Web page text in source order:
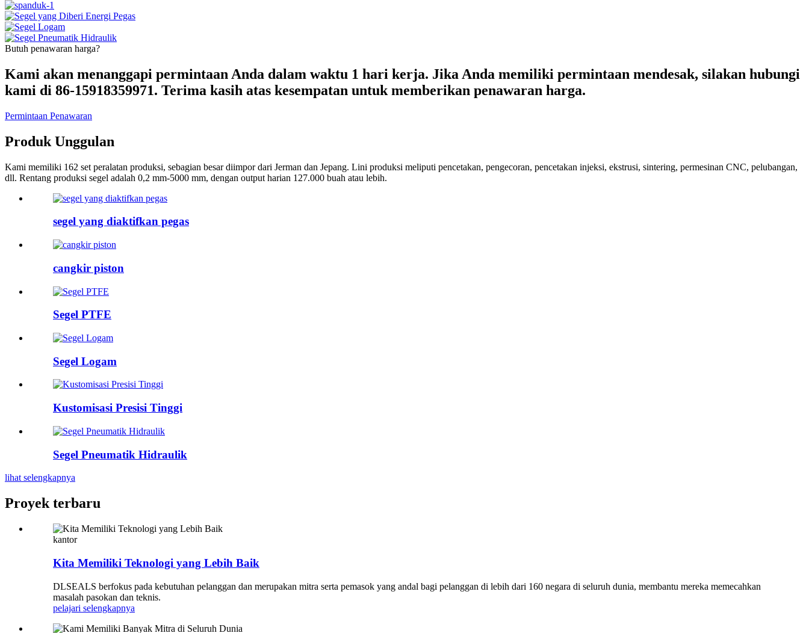
Butuh penawaran harga?
Kami akan menanggapi permintaan Anda dalam waktu 1 hari kerja. Jika Anda memiliki permintaan mendesak, silakan hubungi
kami di 86-15918359971. Terima kasih atas kesempatan untuk memberikan penawaran harga.
Permintaan Penawaran
Produk Unggulan
Kami memiliki 162 set peralatan produksi, sebagian besar diimpor dari Jerman dan Jepang. Lini produksi meliputi pencetakan, pengecoran, pencetakan injeksi, ekstrusi, sintering, permesinan CNC, pelubangan,
dll. Rentang produksi segel adalah 0,2 mm-5000 mm, dengan output harian 127.000 buah atau lebih.
segel yang diaktifkan pegas
cangkir piston
Segel PTFE
Segel Logam
Kustomisasi Presisi Tinggi
Segel Pneumatik Hidraulik
lihat selengkapnya
Proyek terbaru
kantor
Kita Memiliki Teknologi yang Lebih Baik
DLSEALS berfokus pada kebutuhan pelanggan dan merupakan mitra serta pemasok yang andal bagi pelanggan di lebih dari 160 negara di seluruh dunia, membantu mereka memecahkan
masalah pasokan dan teknis.
pelajari selengkapnya